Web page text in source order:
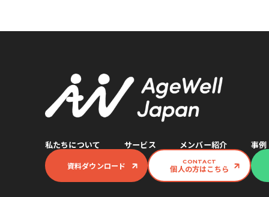
私たちについて サービス メンバー紹介 事例
CONTACT
個人の方はこちら
資料ダウンロード